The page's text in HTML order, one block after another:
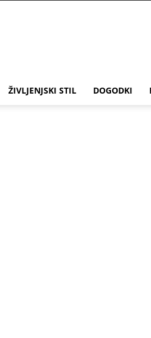
ŽIVLJENJSKI STIL DOGODKI